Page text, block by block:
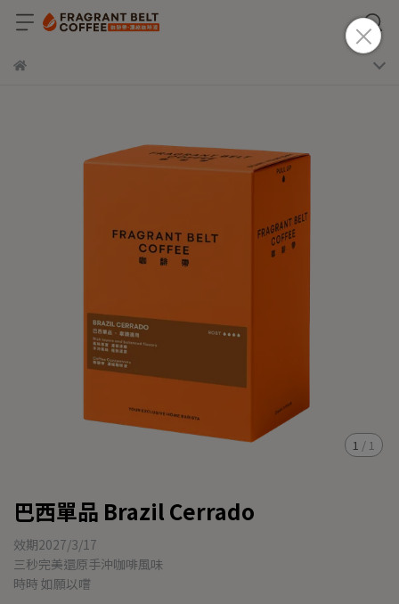
1 / 1
巴西單品 Brazil Cerrado
效期2027/3/17
三秒完美還原手沖咖啡風味
時時 如願以嚐